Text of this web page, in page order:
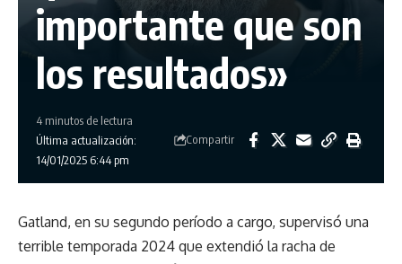
importante que son
los resultados»
Última actualización:
14/01/2025 6:44 pm
4 minutos de lectura
Compartir
Gatland, en su segundo período a cargo, supervisó una
terrible temporada 2024 que extendió la racha de